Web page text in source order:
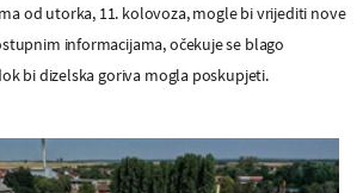
od utorka, 11. kolovoza, mogle bi vrijediti nove
informacijama, očekuje se blago
bi dizelska goriva mogla poskupjeti.